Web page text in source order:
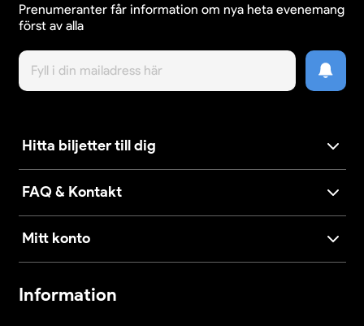
Prenumeranter får information om nya heta evenemang
först av alla
Hitta biljetter till dig
FAQ & Kontakt
Mitt konto
Information